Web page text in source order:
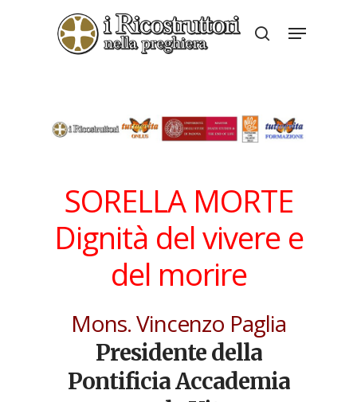
search
Menu
SORELLA MORTE
Dignità del vivere e
del morire
Mons. Vincenzo Paglia
Presidente della
Pontificia Accademia